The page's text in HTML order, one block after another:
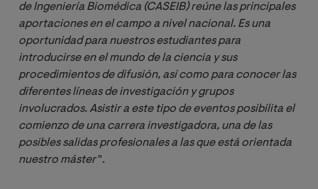
de Ingeniería Biomédica (CASEIB) reúne las principales
aportaciones en el campo a nivel nacional. Es una
oportunidad para nuestros estudiantes para
introducirse en el mundo de la ciencia y sus
procedimientos de difusión, así como para conocer las
diferentes líneas de investigación y grupos
involucrados. Asistir a este tipo de eventos posibilita el
comienzo de una carrera investigadora, una de las
posibles salidas profesionales a las que está orientada
nuestro máster".